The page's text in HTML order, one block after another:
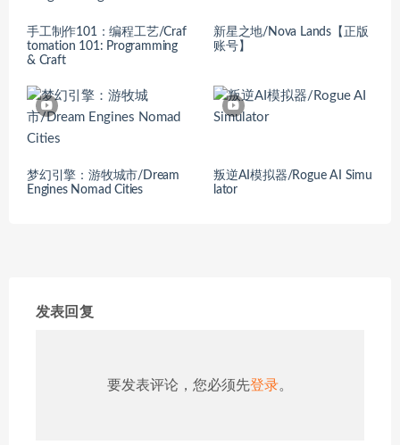
手工制作101：编程工艺/Craf
tomation 101: Programming
& Craft
新星之地/Nova Lands【正版
账号】
梦幻引擎：游牧城市/Dream
Engines Nomad Cities
叛逆AI模拟器/Rogue AI Simu
lator
发表回复
要发表评论，您必须先登录。